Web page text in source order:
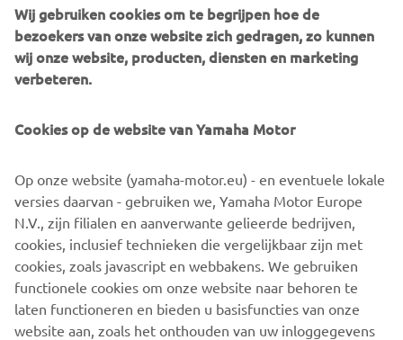
ondersteund door Yamaha. Hun reputatie op het gebied
van het bouwen van robuuste, hoogwaardige boten voor
zowel professionele als recreatieve gebruikers maakt hen
een ideale match voor Yamaha. Door complete tuigage-
dat deze samenwerking uitzonderlijke waarde zal
Samen zetten Yamaha en Ribcraft de koers uit voor
innovatie, kracht en expansie in de maritieme industrie,
waarbij twee vertrouwde namen worden gecombineerd
om wereldwijd ongeëvenaarde vaarervaringen te bieden.
Wij gebruiken cookies om te begrijpen hoe de
bezoekers van onze website zich gedragen, zo kunnen
wij onze website, producten, diensten en marketing
verbeteren.
Cookies op de website van Yamaha Motor
Op onze website (yamaha-motor.eu) - en eventuele lokale
versies daarvan - gebruiken we, Yamaha Motor Europe
N.V., zijn filialen en aanverwante gelieerde bedrijven,
cookies, inclusief technieken die vergelijkbaar zijn met
cookies, zoals javascript en webbakens. We gebruiken
functionele cookies om onze website naar behoren te
laten functioneren en bieden u basisfuncties van onze
website aan, zoals het onthouden van uw inloggegevens